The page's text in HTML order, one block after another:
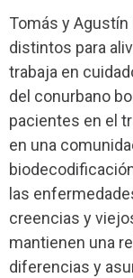
Tomás y
distintos para
trabaja en
del conurbano
pacientes en el
en una
las
creencias y
mantienen una
diferencias y